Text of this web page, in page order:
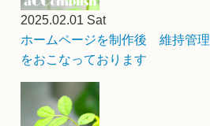
2025.02.01 Sat
ホームページを制作後 維持管理
をおこなっております